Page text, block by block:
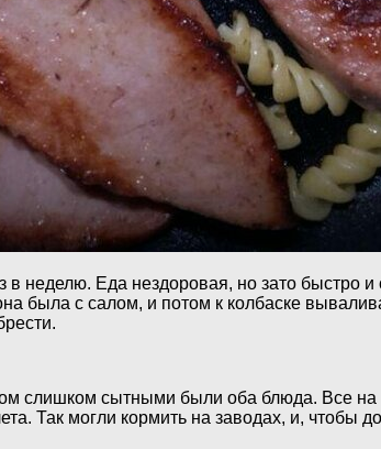
в неделю. Еда нездоровая, но зато
была с салом, и потом к колбаске
слишком сытными были оба блюда. Все
Так могли кормить на заводах, и, чтобы